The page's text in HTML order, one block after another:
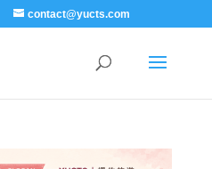
contact@yucts.com